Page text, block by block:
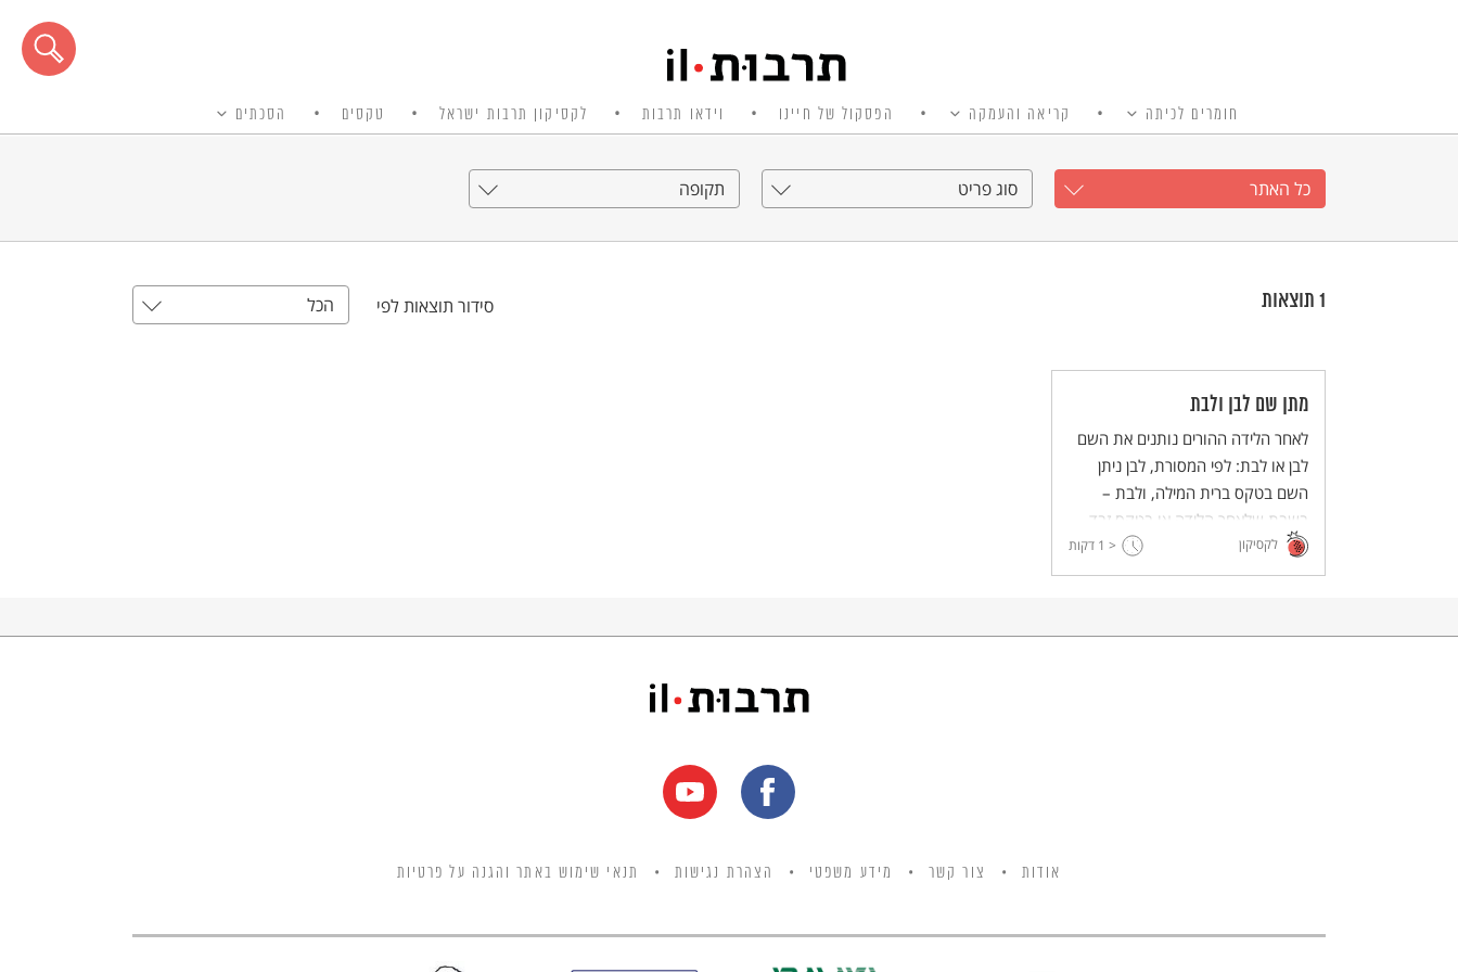
חומרים לכיתה קריאה והעמקה הפסקול של חיינו וידאו תרבות לקסיקון תרבות ישראל טקסים הסכתים
כל האתר סוג פריט תקופה
1 תוצאות סידור תוצאות לפי הכל
מתן שם לבן ולבת
לאחר הלידה ההורים נותנים את השם
לבן או לבת: לפי המסורת, לבן ניתן
השם בטקס ברית המילה, ולבת –
בשבת שלאחר הלידה או בטקס זבד
הבת.לקסיקון < 1 דקות
אודות צור קשר מידע משפטי הצהרת נגישות תנאי שימוש באתר והגנה על פרטיות